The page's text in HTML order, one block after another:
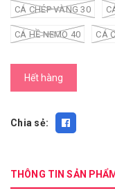
CÁ CHÉP VÀNG 30
CÁ HỀ NEMO 40 CÁ
Hết hàng
Chia sẻ:
THÔNG TIN SẢN PHẨM